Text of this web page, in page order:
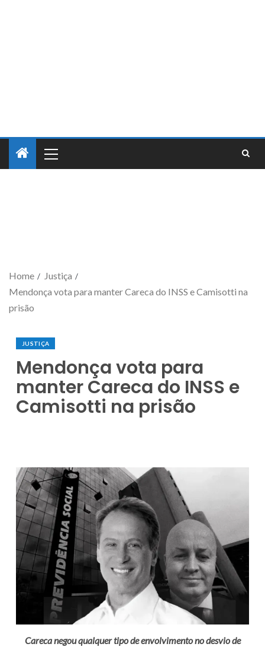
Home
Justiça
Mendonça vota para manter Careca do INSS e Camisotti na
prisão
JUSTIÇA
Mendonça vota para
manter Careca do INSS e
Camisotti na prisão
Careca negou qualquer tipo de envolvimento no desvio de